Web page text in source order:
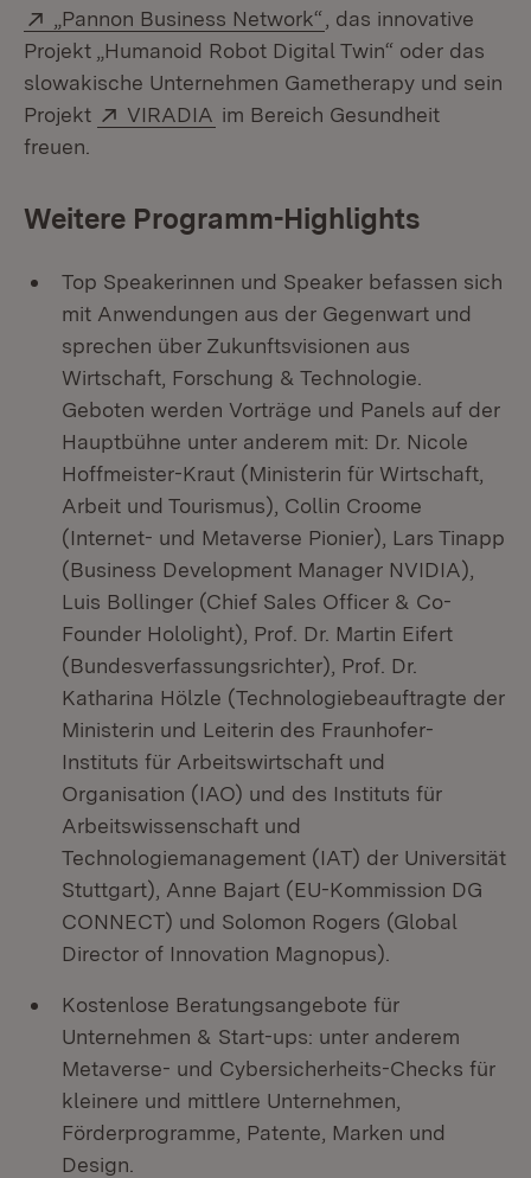
Extern:
„Pannon Business Network“ (Öffnet in neuem
, das innovative
Projekt „Humanoid Robot Digital Twin“ oder das
slowakische Unternehmen Gametherapy und sein
Projekt
Extern:
VIRADIA (Öffnet in neuem Fenster)
im Bereich Gesundheit
freuen.
Weitere Programm-Highlights
Top Speakerinnen und Speaker befassen sich
mit Anwendungen aus der Gegenwart und
sprechen über Zukunftsvisionen aus
Wirtschaft, Forschung & Technologie.
Geboten werden Vorträge und Panels auf der
Hauptbühne unter anderem mit: Dr. Nicole
Hoffmeister-Kraut (Ministerin für Wirtschaft,
Arbeit und Tourismus), Collin Croome
(Internet- und Metaverse Pionier), Lars Tinapp
(Business Development Manager NVIDIA),
Luis Bollinger (Chief Sales Officer & Co-
Founder Hololight), Prof. Dr. Martin Eifert
(Bundesverfassungsrichter), Prof. Dr.
Katharina Hölzle (Technologiebeauftragte der
Ministerin und Leiterin des Fraunhofer-
Instituts für Arbeitswirtschaft und
Organisation (IAO) und des Instituts für
Arbeitswissenschaft und
Technologiemanagement (IAT) der Universität
Stuttgart), Anne Bajart (EU-Kommission DG
CONNECT) und Solomon Rogers (Global
Director of Innovation Magnopus).
Kostenlose Beratungsangebote für
Unternehmen & Start-ups: unter anderem
Metaverse- und Cybersicherheits-Checks für
kleinere und mittlere Unternehmen,
Förderprogramme, Patente, Marken und
Design.